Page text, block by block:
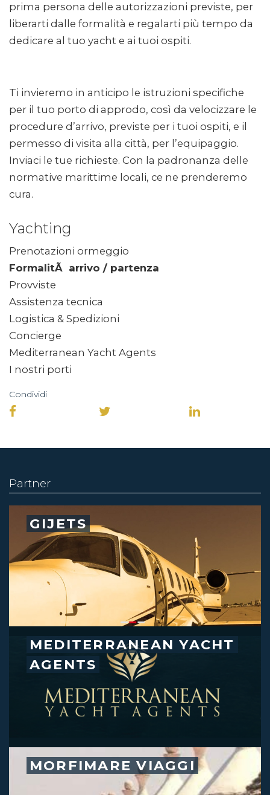
prima persona delle autorizzazioni previste, per
liberarti dalle formalità e regalarti più tempo da
dedicare al tuo yacht e ai tuoi ospiti.
Ti invieremo in anticipo le istruzioni specifiche
per il tuo porto di approdo, così da velocizzare le
procedure d’arrivo, previste per i tuoi ospiti, e il
permesso di visita alla città, per l’equipaggio.
Inviaci le tue richieste. Con la padronanza delle
normative marittime locali, ce ne prenderemo
cura.
Yachting
Prenotazioni ormeggio
FormalitÃ arrivo / partenza
Provviste
Assistenza tecnica
Logistica & Spedizioni
Concierge
Mediterranean Yacht Agents
I nostri porti
Condividi
Partner
GIJETS
MEDITERRANEAN YACHT
AGENTS
MORFIMARE VIAGGI